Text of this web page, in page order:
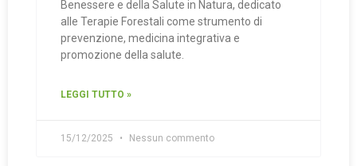
Benessere e della Salute in Natura, dedicato
alle Terapie Forestali come strumento di
prevenzione, medicina integrativa e
promozione della salute.
LEGGI TUTTO »
15/12/2025 Nessun commento